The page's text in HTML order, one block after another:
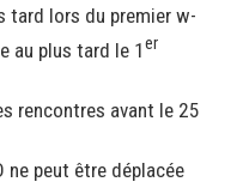
tard lors du premier w-
au plus tard le 1er
rencontres avant le 25
ne peut être déplacée